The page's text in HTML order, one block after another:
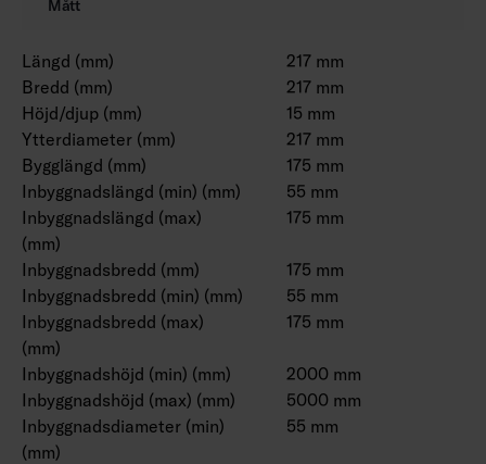
Mått
Längd (mm)
217 mm
Bredd (mm)
217 mm
Höjd/djup (mm)
15 mm
Ytterdiameter (mm)
217 mm
Bygglängd (mm)
175 mm
Inbyggnadslängd (min) (mm)
55 mm
Inbyggnadslängd (max)
(mm)
175 mm
Inbyggnadsbredd (mm)
175 mm
Inbyggnadsbredd (min) (mm)
55 mm
Inbyggnadsbredd (max)
(mm)
175 mm
Inbyggnadshöjd (min) (mm)
2000 mm
Inbyggnadshöjd (max) (mm)
5000 mm
Inbyggnadsdiameter (min)
(mm)
55 mm